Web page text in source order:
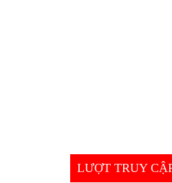
LƯỢT TRUY